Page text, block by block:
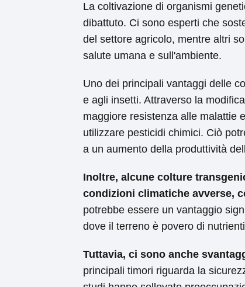
La coltivazione di organismi
dibattuto. Ci sono esperti che
del settore agricolo, mentre altri
salute umana e sull'ambiente.
Uno dei principali vantaggi delle
e agli insetti. Attraverso la
maggiore resistenza alle malattie
utilizzare pesticidi chimici. Ciò
a un aumento della produttività
Inoltre, alcune colture
condizioni climatiche avverse,
potrebbe essere un vantaggio
dove il terreno è povero di
Tuttavia, ci sono anche
principali timori riguarda la